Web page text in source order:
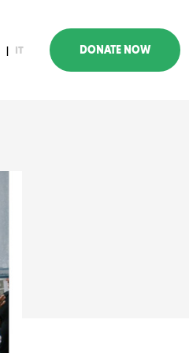
| IT DONATE NOW